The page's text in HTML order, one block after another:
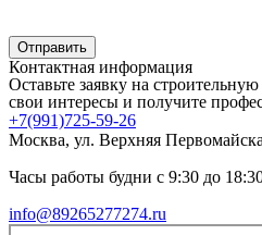
Отправить
Контактная информация
Оставьте заявку на
свои интересы и получите
+7(991)725-59-26
Москва, ул. Верхняя
Часы работы будни с 9:30 до
info@89265277274.ru